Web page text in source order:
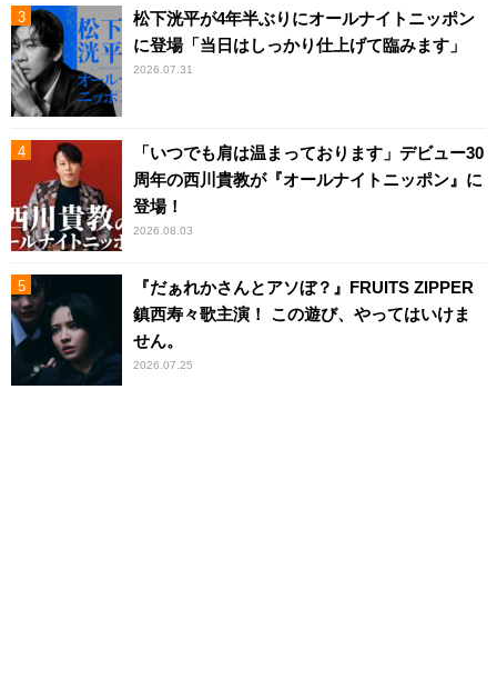
松下洸平が4年半ぶりにオールナイトニッポン
に登場「当日はしっかり仕上げて臨みます」
2026.07.31
「いつでも肩は温まっております」デビュー30
周年の西川貴教が『オールナイトニッポン』に
登場！
2026.08.03
『だぁれかさんとアソぼ？』FRUITS ZIPPER
鎮西寿々歌主演！ この遊び、やってはいけま
せん。
2026.07.25